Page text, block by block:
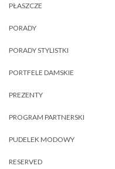
PŁASZCZE
PORADY
PORADY STYLISTKI
PORTFELE DAMSKIE
PREZENTY
PROGRAM PARTNERSKI
PUDELEK MODOWY
RESERVED